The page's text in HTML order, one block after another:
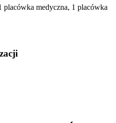
placówka medyczna, 1 placówka